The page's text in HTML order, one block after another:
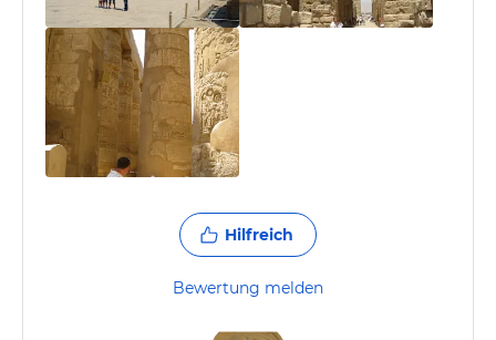
Hilfreich
Bewertung melden